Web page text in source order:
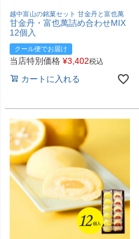
越中富山の銘菓セット 甘金丹と富也萬
甘金丹・富也萬詰め合わせMIX
12個入
クール便でお届け
当店特別価格 ¥3,402税込
カートに入れる